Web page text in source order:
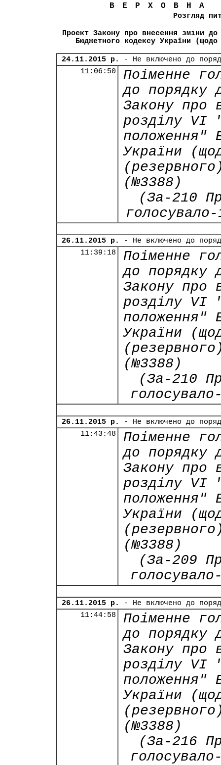
Розгляд
Проект Закону про внесення зміни
Бюджетного кодексу України
24.11.2015 р.
- Не включено до
11:06:50
Поіменне
до порядку
Закону про
розділу VI
положення"
України
(№3388)
(За-210
26.11.2015 р.
- Не включено до
11:39:18
Поіменне
до порядку
Закону про
розділу VI
положення"
України
(№3388)
(За-210
26.11.2015 р.
- Не включено до
11:43:48
Поіменне
до порядку
Закону про
розділу VI
положення"
України
(№3388)
(За-209
26.11.2015 р.
- Не включено до
11:44:58
Поіменне
до порядку
Закону про
розділу VI
положення"
України
(№3388)
(За-216